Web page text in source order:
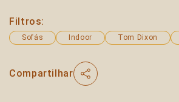
Filtros:
Sofás Indoor Tom Dixon
Compartilhar